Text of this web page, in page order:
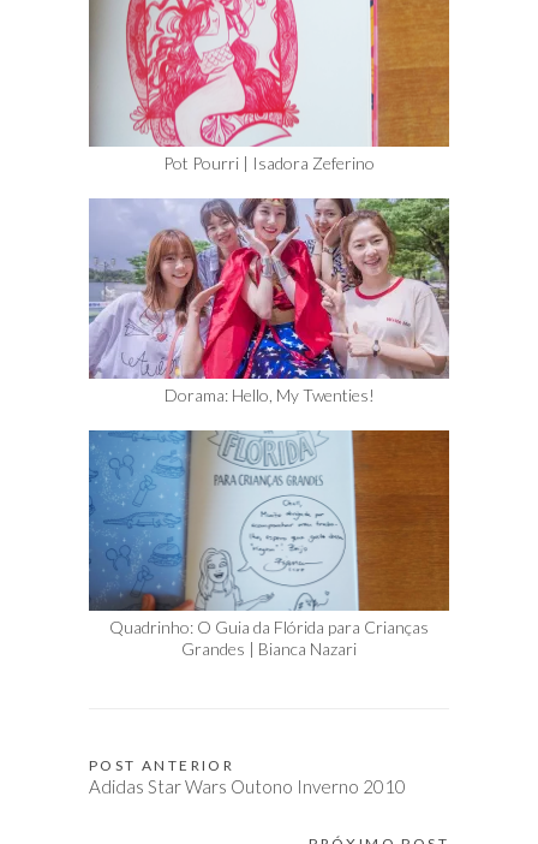
Pot Pourri | Isadora Zeferino
Dorama: Hello, My Twenties!
Quadrinho: O Guia da Flórida para Crianças
Grandes | Bianca Nazari
Navegação
POST ANTERIOR
Adidas Star Wars Outono Inverno 2010